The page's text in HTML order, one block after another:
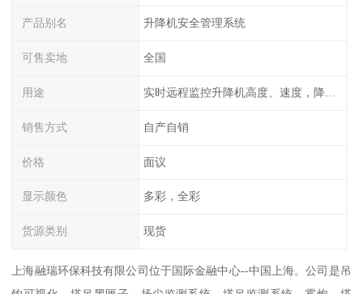
产品别名 升降机安全管理系统
可售卖地 全国
用途
销售方式 自产自销
价格 面议
显示颜色 多彩，全彩
货源类别 现货
上海融瑞环保科技有限公司位于国际金融中心--中国上海。公司是吊